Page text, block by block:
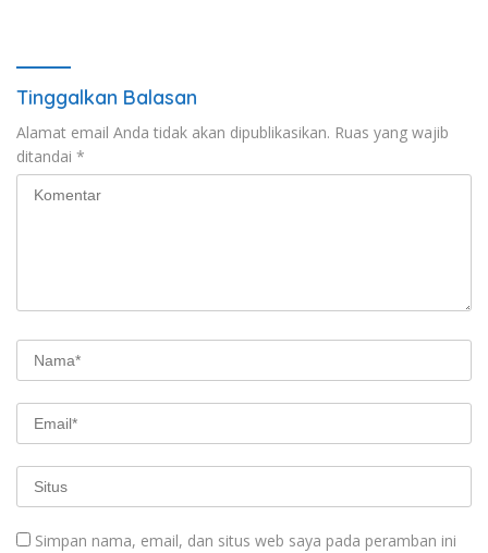
Tinggalkan Balasan
Alamat email Anda tidak akan dipublikasikan. Ruas yang wajib
ditandai *
Simpan nama, email, dan situs web saya pada peramban ini